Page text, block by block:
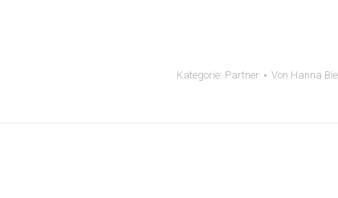
Kategorie: Partner Von Hanna